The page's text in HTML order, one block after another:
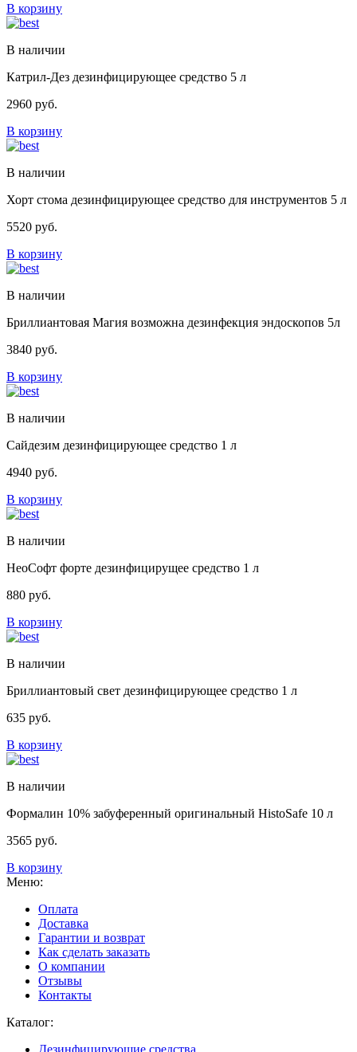
В корзину
В наличии
Катрил-Дез дезинфицирующее средство 5 л
2960 руб.
В корзину
В наличии
Хорт стома дезинфицирующее средство для инструментов 5 л
5520 руб.
В корзину
В наличии
Бриллиантовая Магия возможна дезинфекция эндоскопов 5л
3840 руб.
В корзину
В наличии
Сайдезим дезинфицирующее средство 1 л
4940 руб.
В корзину
В наличии
НеоСофт форте дезинфицирущее средство 1 л
880 руб.
В корзину
В наличии
Бриллиантовый свет дезинфицирующее средство 1 л
635 руб.
В корзину
В наличии
Формалин 10% забуференный оригинальный HistoSafe 10 л
3565 руб.
В корзину
Меню:
Оплата
Доставка
Гарантии и возврат
Как сделать заказать
О компании
Отзывы
Контакты
Каталог:
Дезинфицирующие средства